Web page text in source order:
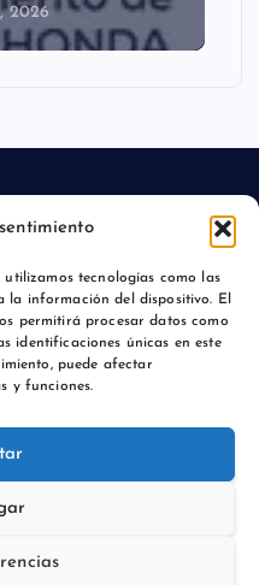
utilizamos tecnologías como las
la información del dispositivo. El
permitirá procesar datos como
identificaciones únicas en este
puede afectar
y funciones.
2026